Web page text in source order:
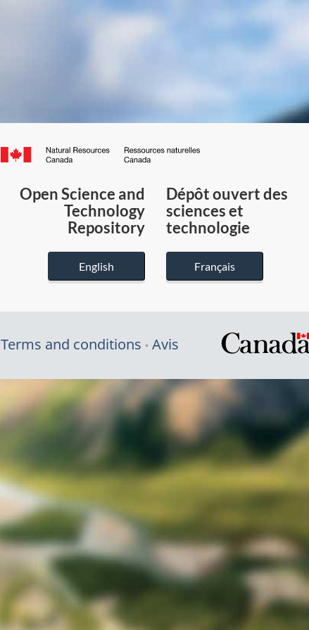
Canada.ca
du
Canada
Open Science and
Technology
Repository
English
Dépôt ouvert des
sciences et
technologie
Français
Terms and conditions Avis